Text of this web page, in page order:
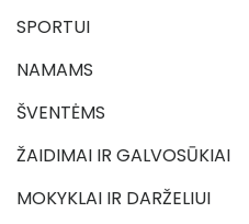
SPORTUI
NAMAMS
ŠVENTĖMS
ŽAIDIMAI IR GALVOSŪKIAI
MOKYKLAI IR DARŽELIUI